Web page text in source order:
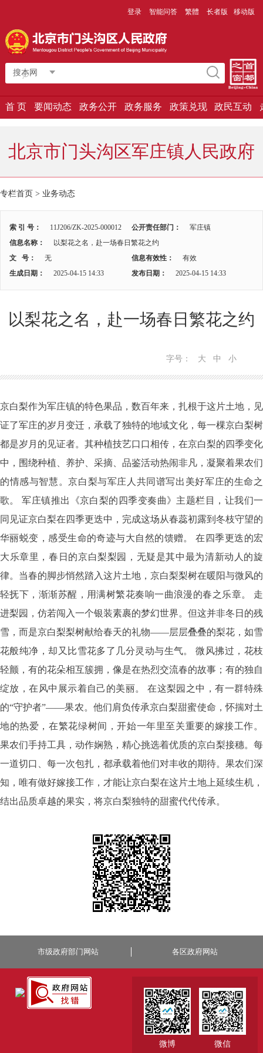
登录 智能问答 繁體 长者版 移动版
搜本网
首 页 要闻动态 政务公开 政务服务 政策兑现 政民互动
北京市门头沟区军庄镇人民政府
专栏首页 > 业务动态
索 引 号： 11J206/ZK-2025-000012 公开责任部门：
军庄镇
信息名称：
以梨花之名，赴一场春日繁花之约
文 号：
无 信息有效性：
有效
生成日期：
2025-04-15 14:33 发布日期： 2025-04-15 14:33
以梨花之名，赴一场春日繁花之约
字号： 大 中 小
京白梨作为军庄镇的特色果品，数百年来，扎根于这片土地，见
证了军庄的岁月变迁，承载了独特的地域文化，每一棵京白梨树
都是岁月的见证者。其种植技艺口口相传，在京白梨的四季变化
中，围绕种植、养护、采摘、品鉴活动热闹非凡，凝聚着果农们
的情感与智慧。京白梨与军庄人共同谱写出美好军庄的生命之
歌。军庄镇推出《京白梨的四季变奏曲》主题栏目，让我们一
同见证京白梨在四季更迭中，完成这场从春蕊初露到冬枝守望的
华丽蜕变，感受生命的奇迹与大自然的馈赠。在四季更迭的宏
大乐章里，春日的京白梨梨园，无疑是其中最为清新动人的旋
律。当春的脚步悄然踏入这片土地，京白梨梨树在暖阳与微风的
轻抚下，渐渐苏醒，用满树繁花奏响一曲浪漫的春之乐章。 走
进梨园，仿若闯入一个银装素裹的梦幻世界。但这并非冬日的残
雪，而是京白梨梨树献给春天的礼物——层层叠叠的梨花，如雪
花般纯净，却又比雪花多了几分灵动与生气。微风拂过，花枝
轻颤，有的花朵相互簇拥，像是在热烈交流春的故事；有的独自
绽放，在风中展示着自己的美丽。在这梨园之中，有一群特殊
的“守护者”——果农。他们肩负传承京白梨甜蜜使命，怀揣对土
地的热爱，在繁花绿树间，开始一年里至关重要的嫁接工作。
果农们手持工具，动作娴熟，精心挑选着优质的京白梨接穗。每
一道切口、每一次包扎，都承载着他们对丰收的期待。果农们深
知，唯有做好嫁接工作，才能让京白梨在这片土地上延续生机，
结出品质卓越的果实，将京白梨独特的甜蜜代代传承。
市级政府部门网站 各区政府网站
微博 微信